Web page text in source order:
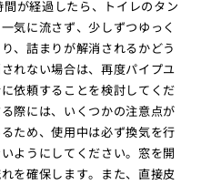
が経過したら、トイレのタン
気に流さず、少しずつゆっく
、詰まりが解消されるかどう
れない場合は、再度パイプユ
依頼することを検討してくだ
際には、いくつかの注意点が
ため、使用中は必ず換気を行
ようにしてください。窓を開
を確保します。また、直接皮